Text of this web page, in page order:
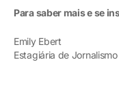
Para saber mais e se
Emily Ebert
Estagiária de